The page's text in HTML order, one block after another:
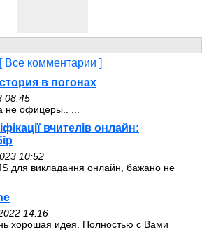
[ Все комментарии ]
в погонах
08:45
не офицеры.. ...
вчителів онлайн:
10:52
для викладання онлайн, бажано не
14:16
хорошая идея. Полностью с Вами